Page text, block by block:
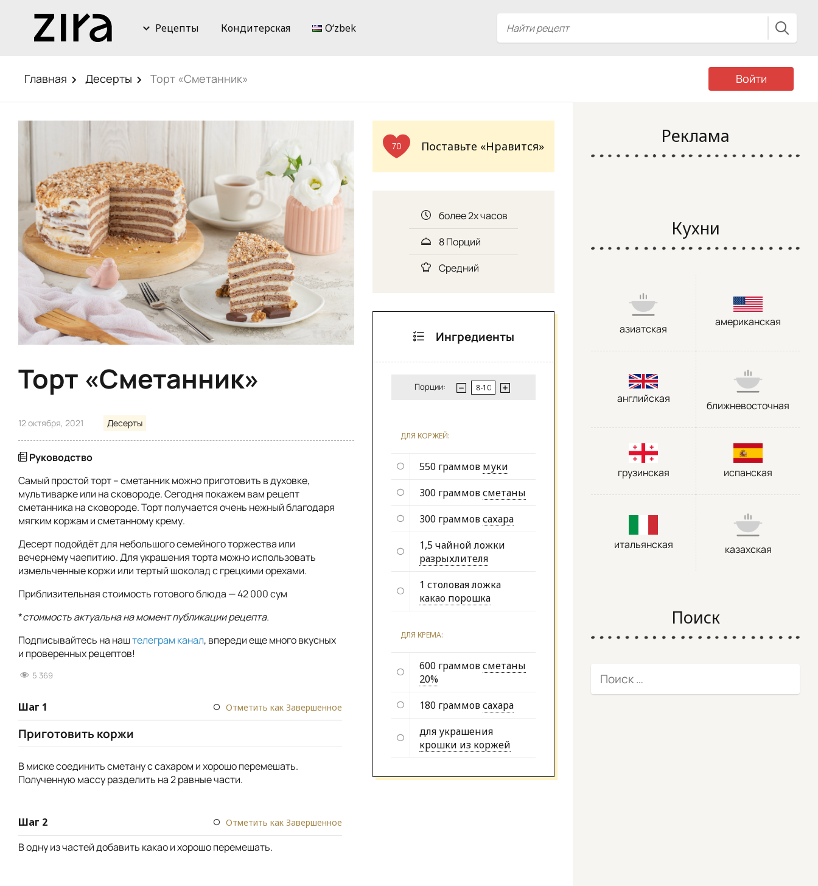
Рецепты Кондитерская Oʻzbek
Главная Десерты Торт «Сметанник» Войти
Торт «Сметанник»
12 октября, 2021 Десерты
Руководство
Самый простой торт – сметанник можно приготовить в духовке,
мультиварке или на сковороде. Сегодня покажем вам рецепт
сметанника на сковороде. Торт получается очень нежный благодаря
мягким коржам и сметанному крему.
Десерт подойдёт для небольшого семейного торжества или
вечернему чаепитию. Для украшения торта можно использовать
измельченные коржи или тертый шоколад с грецкими орехами.
Приблизительная стоимость готового блюда — 42 000 сум
*стоимость актуальна на момент публикации рецепта.
Подписывайтесь на наштелеграм канал, впереди еще много вкусных
и проверенных рецептов!
5 369
Шаг 1 Отметить как Завершенное
Приготовить коржи
В миске соединить сметану с сахаром и хорошо перемешать.
Полученную массу разделить на 2 равные части.
Шаг 2 Отметить как Завершенное
В одну из частей добавить какао и хорошо перемешать.
70 Поставьте «Нравится»
более 2х часов
8 Порций
Средний
Ингредиенты
Порции:
ДЛЯ КОРЖЕЙ:
550 граммов муки
300 граммовсметаны
300 граммовсахара
1,5 чайной ложки
разрыхлителя
1 столовая ложка
какао порошка
ДЛЯ КРЕМА:
600 граммовсметаны
20%
180 граммовсахара
для украшения
крошки из коржей
Реклама
Кухни
азиатская
американская
английская
ближневосточная
грузинская испанская
итальянская казахская
Поиск